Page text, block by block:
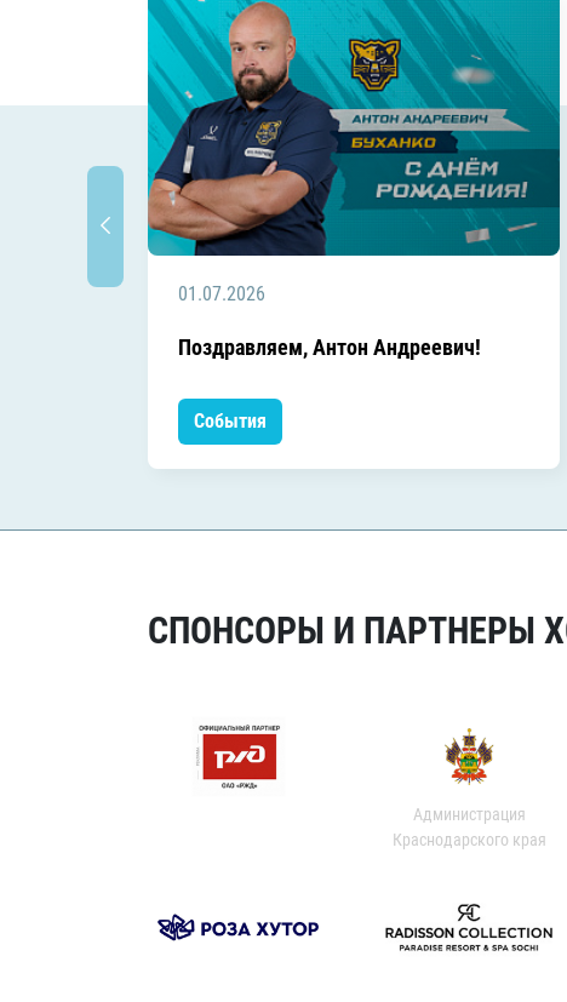
01.07.2026
Поздравляем, Антон Андреевич!
События
СПОНСОРЫ И ПАРТНЕРЫ
Администрация
Краснодарского края